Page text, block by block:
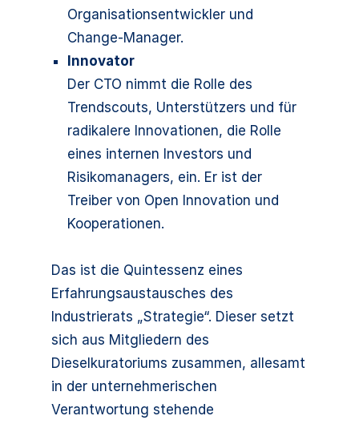
Organisationsentwickler und
Change-Manager.
Innovator
Der CTO nimmt die Rolle des
Trendscouts, Unterstützers und für
radikalere Innovationen, die Rolle
eines internen Investors und
Risikomanagers, ein. Er ist der
Treiber von Open Innovation und
Kooperationen.
Das ist die Quintessenz eines
Erfahrungsaustausches des
Industrierats „Strategie“. Dieser setzt
sich aus Mitgliedern des
Dieselkuratoriums zusammen, allesamt
in der unternehmerischen
Verantwortung stehende